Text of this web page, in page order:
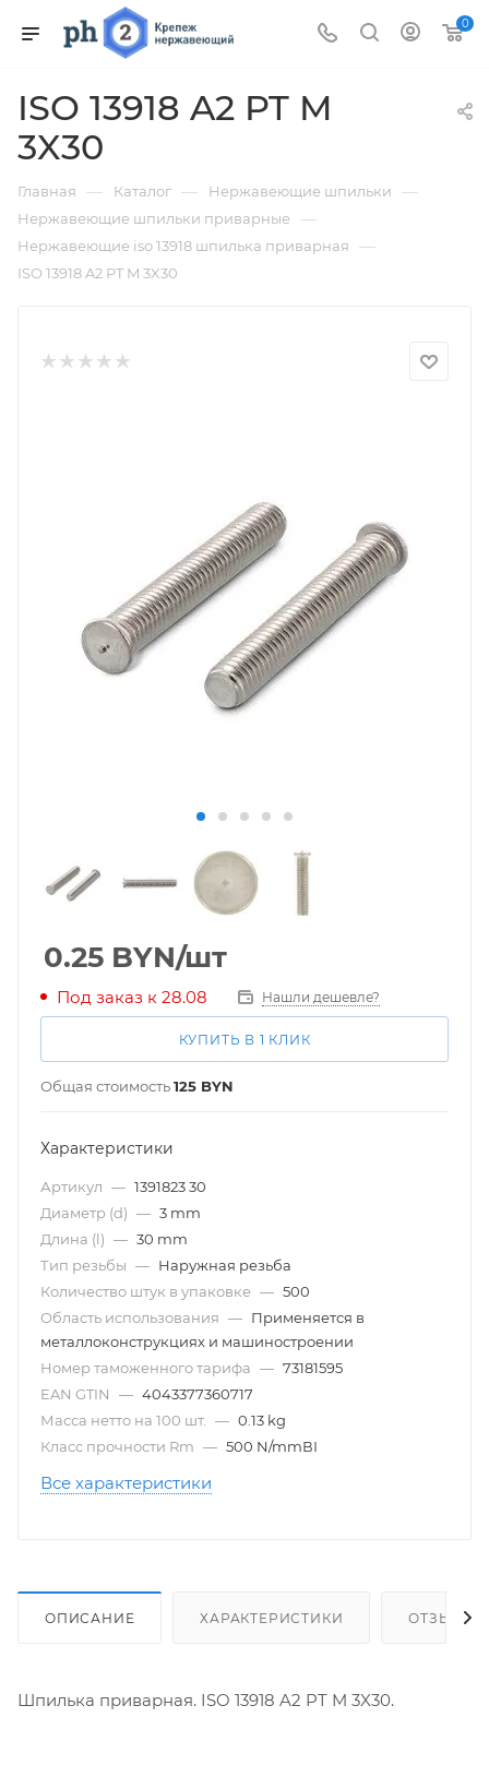
0
ISO 13918 A2 PT M
3X30
Главная — Каталог — Нержавеющие шпильки —
Нержавеющие шпильки приварные —
Нержавеющие iso 13918 шпилька приварная —
ISO 13918 A2 PT M 3X30
0.25 BYN/шт
Под заказ к 28.08 Нашли дешевле?
КУПИТЬ В 1 КЛИК
Общая стоимость125 BYN
Характеристики
Артикул — 1391823 30
Диаметр (d) — 3 mm
Длина (l) — 30 mm
Тип резьбы — Наружная резьба
Количество штук в упаковке — 500
Область использования — Применяется в
металлоконструкциях и машиностроении
Номер таможенного тарифа — 73181595
EAN GTIN
— 4043377360717
Масса нетто на 100 шт.
— 0.13 kg
Класс прочности Rm — 500 N/mmВІ
Все характеристики
ОПИСАНИЕ ХАРАКТЕРИСТИКИ ОТЗЫВЫ
Шпилька приварная. ISO 13918 A2 PT M 3X30.